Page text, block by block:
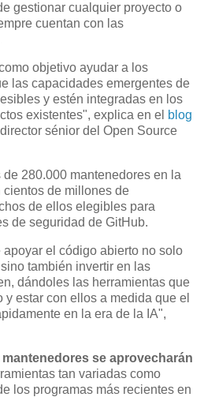
gestionar cualquier proyecto o
cuentan con las
objetivo ayudar a los
las capacidades emergentes de
y estén integradas en los
existentes", explica en el blog
sénior del Open Source
280.000 mantenedores en la
de millones de
de ellos elegibles para
de seguridad de GitHub.
el código abierto no solo
también invertir en las
dándoles las herramientas que
y estar con ellos a medida que el
en la era de la IA",
mantenedores se aprovecharán
tan variadas como
los programas más recientes en